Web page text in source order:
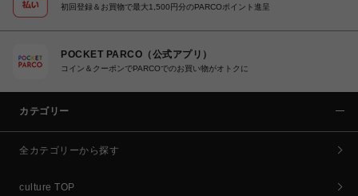
初回登録＆お買物で最大1,500円分のPARCOポイント進呈
POCKET PARCO（公式アプリ）
コイン＆クーポンでPARCOでのお買い物がオトクに
カテゴリー
全カテゴリーから探す
culture TOP